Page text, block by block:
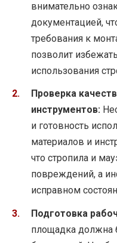
внимательно
документацией,
требования к
позволит
использования
Проверка
инструментов:
и готовность
материалов и
что стропила и
повреждений, а
исправном
Подготовка
площадка должна